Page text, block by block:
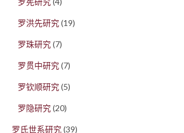
罗洪先研究(19)
罗珠研究(7)
罗贯中研究(7)
罗钦顺研究(5)
罗隐研究(20)
罗氏世系研究(39)